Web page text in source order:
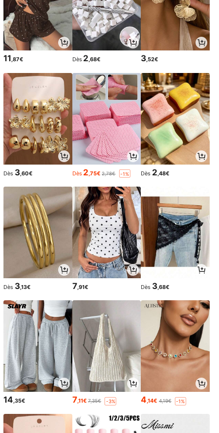
11,87€ Dès 2,68€ 3,52€
Dès 3,60€ Dès 2 ,75€ 2,78€ -1% Dès 2 ,48€
Dès 3,13€ 7,91€ Dès 3,68€
14,35€ 7,11€ 7,35€ -3% 4,14€ 4,19€ -1%